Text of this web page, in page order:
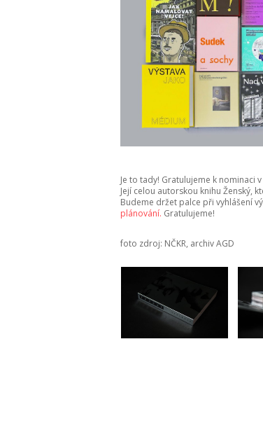
Je to tady! Gratulujeme k nominaci
Její celou autorskou knihu Ženský,
Budeme držet palce při vyhlášení
plánování. Gratulujeme!
foto zdroj: NČKR, archiv AGD